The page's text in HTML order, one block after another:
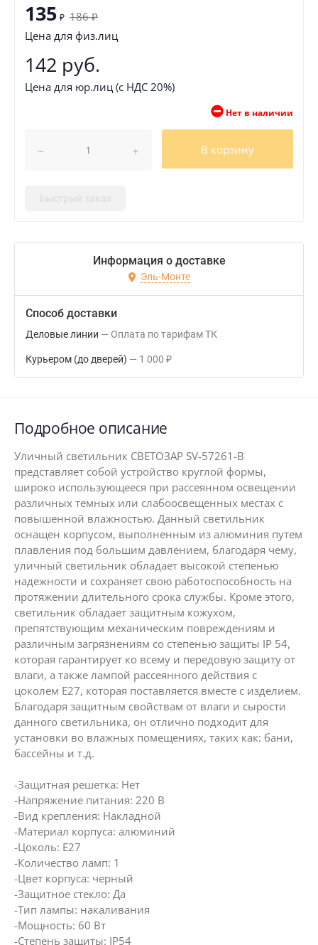
135 ₽ 186 ₽
Цена для физ.лиц
142 руб.
Цена для юр.лиц (с НДС 20%)
Нет в наличии
В корзину
Информация о доставке
Эль-Монте
Способ доставки
Деловые линии Оплата по тарифам ТК
Курьером (до дверей) 1 000 ₽
Подробное описание
Уличный светильник СВЕТОЗАР SV-57261-B
представляет собой устройство круглой формы,
широко использующееся при рассеянном освещении
различных темных или слабоосвещенных местах с
повышенной влажностью. Данный светильник
оснащен корпусом, выполненным из алюминия путем
плавления под большим давлением, благодаря чему,
уличный светильник обладает высокой степенью
надежности и сохраняет свою работоспособность на
протяжении длительного срока службы. Кроме этого,
светильник обладает защитным кожухом,
препятствующим механическим повреждениям и
различным загрязнениям со степенью защиты IP 54,
которая гарантирует ко всему и передовую защиту от
влаги, а также лампой рассеянного действия с
цоколем E27, которая поставляется вместе с изделием.
Благодаря защитным свойствам от влаги и сырости
данного светильника, он отлично подходит для
установки во влажных помещениях, таких как: бани,
бассейны и т.д.
-Защитная решетка: Нет
-Напряжение питания: 220 В
-Вид крепления: Накладной
-Материал корпуса: алюминий
-Цоколь: Е27
-Количество ламп: 1
-Цвет корпуса: черный
-Защитное стекло: Да
-Тип лампы: накаливания
-Мощность: 60 Вт
-Степень защиты: IP54